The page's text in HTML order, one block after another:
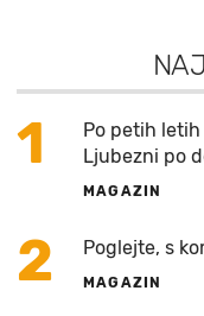
1
Po petih
Ljubezni po
MAGAZIN
2 Poglejte, s
MAGAZIN